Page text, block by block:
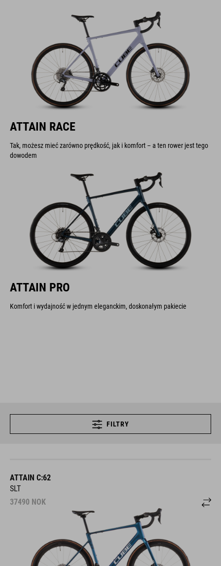
ATTAIN RACE
Tak, możesz mieć zarówno prędkość, jak i komfort – a ten rower jest tego
dowodem
ATTAIN PRO
Komfort i wydajność w jednym eleganckim, doskonałym pakiecie
FILTRY
ATTAIN C:62
SLT
37490 NOK